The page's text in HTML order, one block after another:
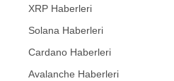
XRP Haberleri
Solana Haberleri
Cardano Haberleri
Avalanche Haberleri